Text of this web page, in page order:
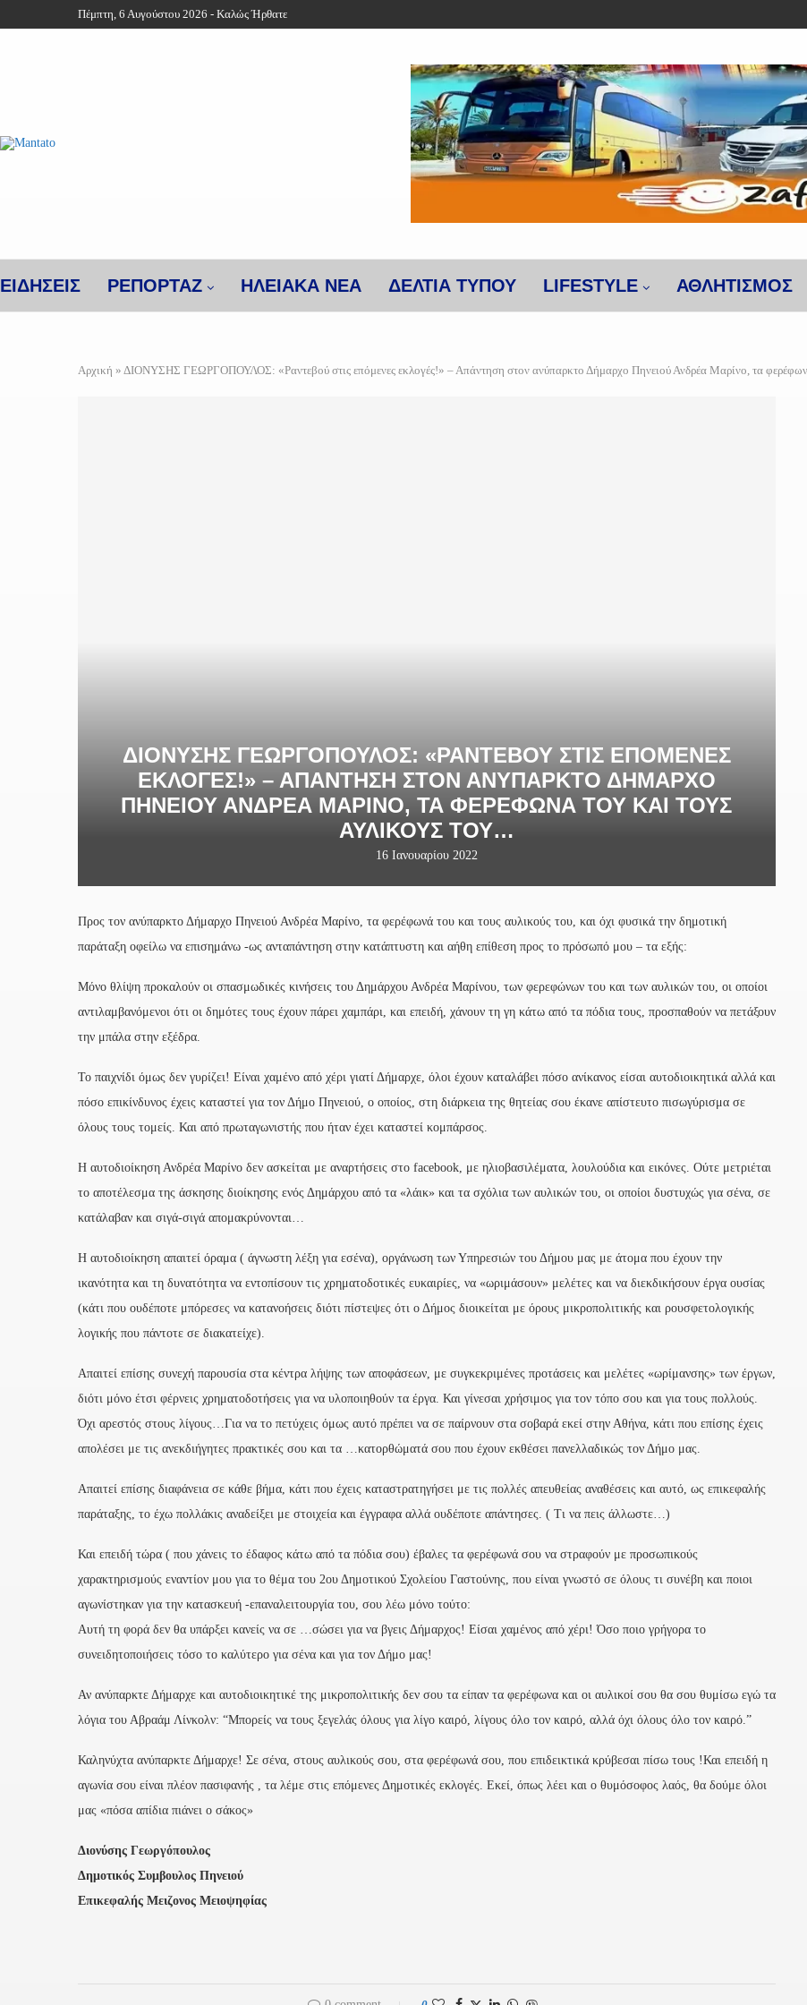
Πέμπτη, 6 Αυγούστου 2026 - Καλώς Ήρθατε
ΕΙΔΗΣΕΙΣ ΡΕΠΟΡΤΑΖ ΗΛΕΙΑΚΑ ΝΕΑ ΔΕΛΤΙΑ ΤΥΠΟΥ LIFESTYLE ΑΘΛΗΤΙΣΜΌΣ
Αρχική » ΔΙΟΝΥΣΗΣ ΓΕΩΡΓΟΠΟΥΛΟΣ: «Ραντεβού στις επόμενες εκλογές!» – Απάντηση στον ανύπαρκτο Δήμαρχο Πηνειού Ανδρέα Μαρίνο, τα
ΔΙΟΝΥΣΗΣ ΓΕΩΡΓΟΠΟΥΛΟΣ: «ΡΑΝΤΕΒΟΎ ΣΤΙΣ ΕΠΌΜΕΝΕΣ
ΕΚΛΟΓΈΣ!» – ΑΠΆΝΤΗΣΗ ΣΤΟΝ ΑΝΎΠΑΡΚΤΟ ΔΉΜΑΡΧΟ
ΠΗΝΕΙΟΎ ΑΝΔΡΈΑ ΜΑΡΊΝΟ, ΤΑ ΦΕΡΈΦΩΝΆ ΤΟΥ ΚΑΙ ΤΟΥΣ
ΑΥΛΙΚΟΎΣ ΤΟΥ…
16 Ιανουαρίου 2022
Προς τον ανύπαρκτο Δήμαρχο Πηνειού Ανδρέα Μαρίνο, τα φερέφωνά του και τους αυλικούς του, και όχι φυσικά την δημοτική
παράταξη oφείλω να επισημάνω -ως ανταπάντηση στην κατάπτυστη και αήθη επίθεση προς το πρόσωπό μου – τα εξής:
Μόνο θλίψη προκαλούν οι σπασμωδικές κινήσεις του Δημάρχου Ανδρέα Μαρίνου, των φερεφώνων του και των αυλικών του, οι οποίοι
αντιλαμβανόμενοι ότι οι δημότες τους έχουν πάρει χαμπάρι, και επειδή, χάνουν τη γη κάτω από τα πόδια τους, προσπαθούν να πετάξουν
την μπάλα στην εξέδρα.
Το παιχνίδι όμως δεν γυρίζει! Είναι χαμένο από χέρι γιατί Δήμαρχε, όλοι έχουν καταλάβει πόσο ανίκανος είσαι αυτοδιοικητικά αλλά και
πόσο επικίνδυνος έχεις καταστεί για τον Δήμο Πηνειού, ο οποίος, στη διάρκεια της θητείας σου έκανε απίστευτο πισωγύρισμα σε
όλους τους τομείς. Και από πρωταγωνιστής που ήταν έχει καταστεί κομπάρσος.
Η αυτοδιοίκηση Ανδρέα Μαρίνο δεν ασκείται με αναρτήσεις στο facebook, με ηλιοβασιλέματα, λουλούδια και εικόνες. Ούτε μετριέται
το αποτέλεσμα της άσκησης διοίκησης ενός Δημάρχου από τα «λάικ» και τα σχόλια των αυλικών του, οι οποίοι δυστυχώς για σένα, σε
κατάλαβαν και σιγά-σιγά απομακρύνονται…
Η αυτοδιοίκηση απαιτεί όραμα ( άγνωστη λέξη για εσένα), οργάνωση των Υπηρεσιών του Δήμου μας με άτομα που έχουν την
ικανότητα και τη δυνατότητα να εντοπίσουν τις χρηματοδοτικές ευκαιρίες, να «ωριμάσουν» μελέτες και να διεκδικήσουν έργα ουσίας
(κάτι που ουδέποτε μπόρεσες να κατανοήσεις διότι πίστεψες ότι ο Δήμος διοικείται με όρους μικροπολιτικής και ρουσφετολογικής
λογικής που πάντοτε σε διακατείχε).
Απαιτεί επίσης συνεχή παρουσία στα κέντρα λήψης των αποφάσεων, με συγκεκριμένες προτάσεις και μελέτες «ωρίμανσης» των έργων,
διότι μόνο έτσι φέρνεις χρηματοδοτήσεις για να υλοποιηθούν τα έργα. Και γίνεσαι χρήσιμος για τον τόπο σου και για τους πολλούς.
Όχι αρεστός στους λίγους…Για να το πετύχεις όμως αυτό πρέπει να σε παίρνουν στα σοβαρά εκεί στην Αθήνα, κάτι που επίσης έχεις
απολέσει με τις ανεκδιήγητες πρακτικές σου και τα …κατορθώματά σου που έχουν εκθέσει πανελλαδικώς τον Δήμο μας.
Απαιτεί επίσης διαφάνεια σε κάθε βήμα, κάτι που έχεις καταστρατηγήσει με τις πολλές απευθείας αναθέσεις και αυτό, ως επικεφαλής
παράταξης, το έχω πολλάκις αναδείξει με στοιχεία και έγγραφα αλλά ουδέποτε απάντησες. ( Τι να πεις άλλωστε…)
Και επειδή τώρα ( που χάνεις το έδαφος κάτω από τα πόδια σου) έβαλες τα φερέφωνά σου να στραφούν με προσωπικούς
χαρακτηρισμούς εναντίον μου για το θέμα του 2ου Δημοτικού Σχολείου Γαστούνης, που είναι γνωστό σε όλους τι συνέβη και ποιοι
αγωνίστηκαν για την κατασκευή -επαναλειτουργία του, σου λέω μόνο τούτο:
Αυτή τη φορά δεν θα υπάρξει κανείς να σε …σώσει για να βγεις Δήμαρχος! Είσαι χαμένος από χέρι! Όσο ποιο γρήγορα το
συνειδητοποιήσεις τόσο το καλύτερο για σένα και για τον Δήμο μας!
Αν ανύπαρκτε Δήμαρχε και αυτοδιοικητικέ της μικροπολιτικής δεν σου τα είπαν τα φερέφωνα και οι αυλικοί σου θα σου θυμίσω εγώ τα
λόγια του Αβραάμ Λίνκολν: “Μπορείς να τους ξεγελάς όλους για λίγο καιρό, λίγους όλο τον καιρό, αλλά όχι όλους όλο τον καιρό.”
Καληνύχτα ανύπαρκτε Δήμαρχε! Σε σένα, στους αυλικούς σου, στα φερέφωνά σου, που επιδεικτικά κρύβεσαι πίσω τους !Και επειδή η
αγωνία σου είναι πλέον πασιφανής , τα λέμε στις επόμενες Δημοτικές εκλογές. Εκεί, όπως λέει και ο θυμόσοφος λαός, θα δούμε όλοι
μας «πόσα απίδια πιάνει ο σάκος»
Διονύσης Γεωργόπουλος
Δημοτικός Συμβουλος Πηνειού
Επικεφαλής Μειζονος Μειοψηφίας